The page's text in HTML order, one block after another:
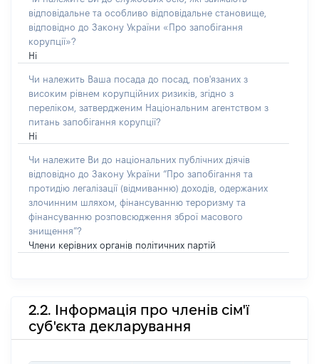
відповідальне та особливо відповідальне становище,
відповідно до Закону України «Про запобігання
корупції»?
Ні
Чи належить Ваша посада до посад, пов'язаних з
високим рівнем корупційних ризиків, згідно з
переліком, затвердженим Національним агентством з
питань запобігання корупції?
Ні
Чи належите Ви до національних публічних діячів
відповідно до Закону України “Про запобігання та
протидію легалізації (відмиванню) доходів, одержаних
злочинним шляхом, фінансуванню тероризму та
фінансуванню розповсюдження зброї масового
знищення”?
Члени керівних органів політичних партій
2.2. Інформація про членів сім'ї
суб'єкта декларування